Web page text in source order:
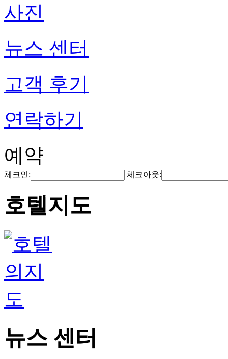
사진
뉴스 센터
고객 후기
연락하기
예약
체크인: 체크아웃:
호텔지도
뉴스 센터